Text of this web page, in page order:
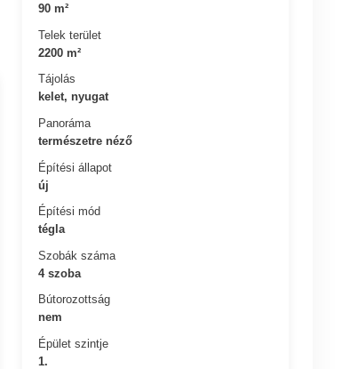
90 m²
Telek terület
2200 m²
Tájolás
kelet, nyugat
Panoráma
természetre néző
Építési állapot
új
Építési mód
tégla
Szobák száma
4 szoba
Bútorozottság
nem
Épület szintje
1.